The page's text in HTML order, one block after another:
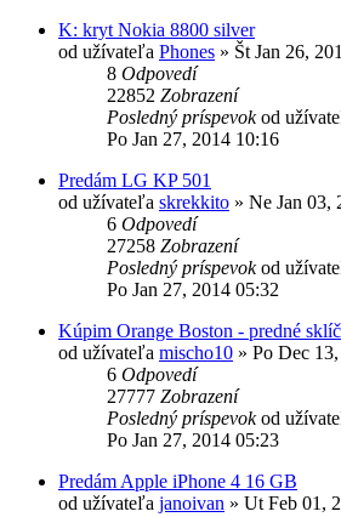
K: kryt Nokia 8800 silver
od užívateľa Phones » Št Jan 26,
8 Odpovedí
22852 Zobrazení
Posledný príspevokod
Po Jan 27, 2014 10:16
Predám LG KP 501
od užívateľa skrekkito » Ne Jan 03,
6 Odpovedí
27258 Zobrazení
Posledný príspevokod
Po Jan 27, 2014 05:32
Kúpim Orange Boston - predné
od užívateľa mischo10 » Po Dec
6 Odpovedí
27777 Zobrazení
Posledný príspevokod
Po Jan 27, 2014 05:23
Predám Apple iPhone 4 16 GB
od užívateľa janoivan » Ut Feb 01,